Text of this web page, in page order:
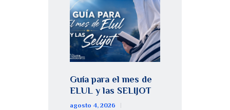
Guía para el mes de
ELUL y las SELIJOT
agosto 4, 2026